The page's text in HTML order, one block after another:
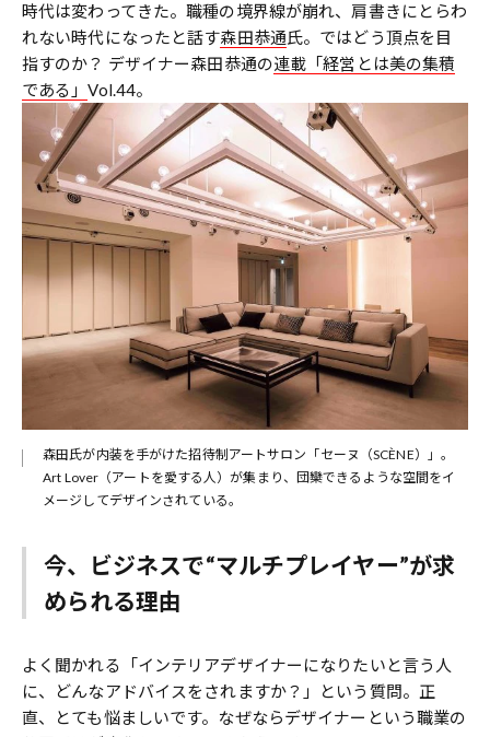
時代は変わってきた。職種の境界線が崩れ、肩書きにとらわ
れない時代になったと話す森田恭通氏。ではどう頂点を目
指すのか？ デザイナー森田恭通の連載「経営とは美の集積
である」Vol.44。
森田氏が内装を手がけた招待制アートサロン「セーヌ（SCÈNE）」。
Art Lover（アートを愛する人）が集まり、団欒できるような空間をイ
メージしてデザインされている。
今、ビジネスで“マルチプレイヤー”が求
められる理由
よく聞かれる「インテリアデザイナーになりたいと言う人
に、どんなアドバイスをされますか？」という質問。正
直、とても悩ましいです。なぜならデザイナーという職業の